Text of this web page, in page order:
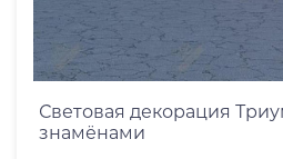
Световая декорация
знамёнами